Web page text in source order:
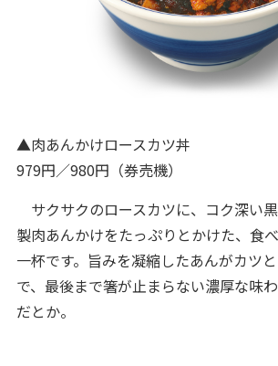
▲肉あんかけロースカツ丼
979円／980円（券売機）
サクサクのロースカツに、コク深い
製肉あんかけをたっぷりとかけた、食
一杯です。旨みを凝縮したあんがカツ
で、最後まで箸が止まらない濃厚な味
だとか。